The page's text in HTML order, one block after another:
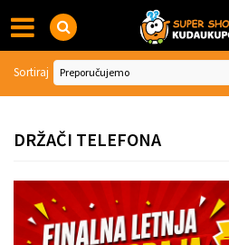
DRŽAČI TELEFONA
Sortiraj